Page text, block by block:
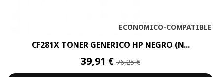
ECONOMICO-COMPATIBLE
CF281X TONER GENERICO HP NEGRO (N...
39,91 € 76,25 €